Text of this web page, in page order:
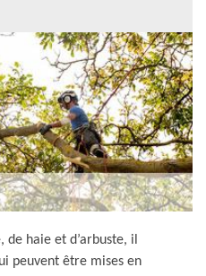
de haie et d’arbuste, il
peuvent être mises en